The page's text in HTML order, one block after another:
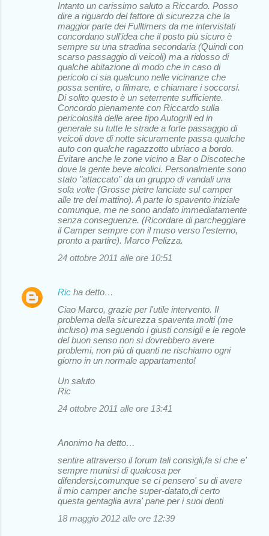
Intanto un carissimo saluto a Riccardo. Posso
dire a riguardo del fattore di sicurezza che la
maggior parte dei Fulltimers da me intervistati
concordano sull'idea che il posto più sicuro è
sempre su una stradina secondaria (Quindi con
scarso passaggio di veicoli) ma a ridosso di
qualche abitazione di modo che in caso di
pericolo ci sia qualcuno nelle vicinanze che
possa sentire, o filmare, e chiamare i soccorsi.
Di solito questo è un seterrente sufficiente.
Concordo pienamente con Riccardo sulla
pericolosità delle aree tipo Autogrill ed in
generale su tutte le strade a forte passaggio di
veicoli dove di notte sicuramente passa qualche
auto con qualche ragazzotto ubriaco a bordo.
Evitare anche le zone vicino a Bar o Discoteche
dove la gente beve alcolici. Personalmente sono
stato "attaccato" da un gruppo di vandali una
sola volte (Grosse pietre lanciate sul camper
alle tre del mattino). A parte lo spavento iniziale
comunque, me ne sono andato immediatamente
senza conseguenze. (Ricordare di parcheggiare
il Camper sempre con il muso verso l'esterno,
pronto a partire). Marco Pelizza.
24 ottobre 2011 alle ore 10:51
Ric ha detto…
Ciao Marco, grazie per l'utile intervento. Il
problema della sicurezza spaventa molti (me
incluso) ma seguendo i giusti consigli e le regole
del buon senso non si dovrebbero avere
problemi, non più di quanti ne rischiamo ogni
giorno in un normale appartamento!
Un saluto
Ric
24 ottobre 2011 alle ore 13:41
Anonimo ha detto…
sentire attraverso il forum tali consigli,fa si che e'
sempre munirsi di qualcosa per
difendersi,comunque se ci pensero' su di avere
il mio camper anche super-datato,di certo
questa gentaglia avra' pane per i suoi denti
18 maggio 2012 alle ore 12:39